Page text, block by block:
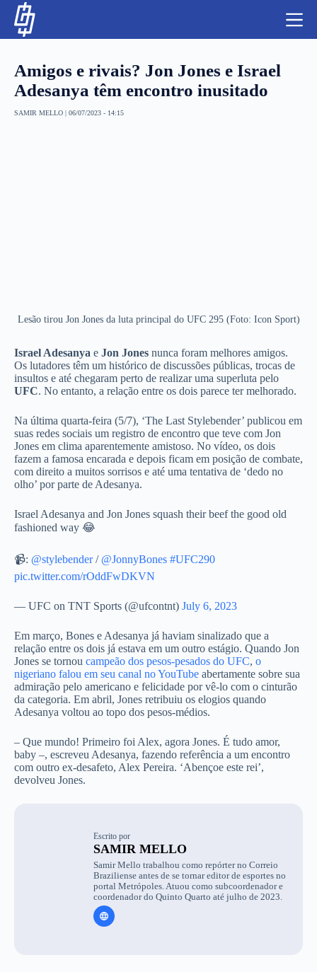
Amigos e rivais? Jon Jones e Israel
Adesanya têm encontro inusitado
SAMIR MELLO | 06/07/2023 - 14:15
Lesão tirou Jon Jones da luta principal do UFC 295 (Foto: Icon Sport)
Israel Adesanya e Jon Jones nunca foram melhores amigos.
Os lutadores têm um histórico de discussões públicas, trocas de
insultos e até chegaram perto de realizar uma superluta pelo
UFC. No entanto, a relação entre os dois parece ter melhorado.
Na última quarta-feira (5/7), ‘The Last Stylebender’ publicou em
suas redes sociais um registro de encontro que teve com Jon
Jones em clima aparentemente amistoso. No vídeo, os dois
fazem a famosa encarada e depois ficam em posição de combate,
com direito a muitos sorrisos e até uma tentativa de ‘dedo no
olho’ por parte de Adesanya.
Israel Adesanya and Jon Jones squash their beef the good old
fashioned way 😂
📹: @stylebender/ @JonnyBones #UFC290
pic.twitter.com/rOddFwDKVN
— UFC on TNT Sports (@ufcontnt) July 6, 2023
Em março, Bones e Adesanya já haviam sinalizado que a
relação entre os dois já estava em um outro estágio. Quando Jon
Jones se tornou campeão dos pesos-pesados do UFC, o
nigeriano falou em seu canal no YouTube abertamente sobre sua
admiração pelo americano e felicidade por vê-lo com o cinturão
da categoria. Em abril, Jones retribuiu os elogios quando
Adesanya voltou ao topo dos pesos-médios.
– Que mundo! Primeiro foi Alex, agora Jones. É tudo amor,
baby –, escreveu Adesanya, fazendo referência a um encontro
com outro ex-desafeto, Alex Pereira. ‘Abençoe este rei’,
devolveu Jones.
Escrito por
SAMIR MELLO
Samir Mello trabalhou como repórter no Correio
Braziliense antes de se tornar editor de esportes no
portal Metrópoles. Atuou como subcoordenador e
coordenador do Quinto Quarto até julho de 2023.